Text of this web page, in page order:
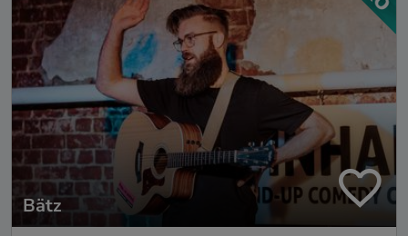
Bätz